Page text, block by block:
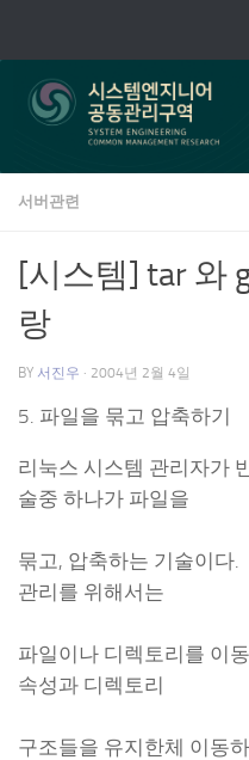
서버관련
[시스템] tar 와
랑
BY 서진우 · 2004년 2월 4일
5. 파일을 묶고 압축하기
리눅스 시스템 관리자가
술중 하나가 파일을
묶고, 압축하는 기술이다
관리를 위해서는
파일이나 디렉토리를 이
속성과 디렉토리
구조들을 유지한체 이동